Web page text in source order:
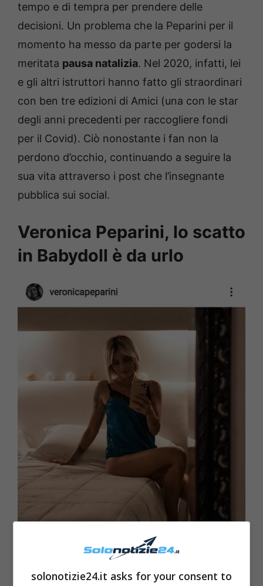
tempo e di tempra per prendere delle
decisioni. Un problema che la Peparini per il
momento ha messo da parte per godersi la
meritata pausa natalizia. Nel 2020, infatti, lei
e gli altri istruttori hanno fatto gli straordinari
con ben tre edizioni di Amici (una con le star
degli anni precedenti per raccogliere fondi
per il Covid). Ciò nonostante i fan non la
perdono d’occhio, continuando a seguire la
sua vita attraverso i post che l’insegnante
pubblica sui social.
Veronica Peparini, lo scatto
in Babydoll è da urlo
solonotizie24.it asks for your consent to